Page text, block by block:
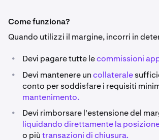
Come funziona?
Quando utilizzi il margine, incorri in
• Devi pagare tutte lecommissioni
• Devi mantenere uncollaterale
conto per soddisfare i requisiti
mantenimento.
•
Devi rimborsare l'estensione del
liquidando direttamente la
o piùtransazioni di chiusura.